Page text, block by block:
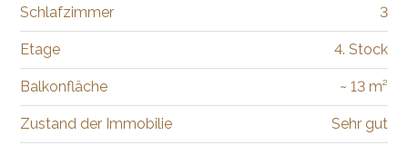
Schlafzimmer 3
Etage 4. Stock
Balkonfläche ~ 13 m²
Zustand der Immobilie Sehr gut